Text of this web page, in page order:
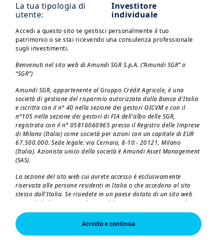
Quali sono i temi
chiave da monitorare
per l'economia e gli
investimenti? Scopri
di più!
Gli investitori dovrebbero monitorare
questi 4 temi principali:
L'aumento dei prezzi dell'energia
indebolisce la crescita
Le banche centrali al centro
dell'attenzione
La spinta verso l'autonomia
strategica in Europa
La tua tipologia di
utente:
Investitore
individuale
Accedi a questo sito se gestisci personalmente il tuo
patrimonio o se stai ricevendo una consulenza professionale
sugli investimenti.
Benvenuti nel sito web di Amundi SGR S.p.A. (“Amundi SGR” o
“SGR”)
Amundi SGR, appartenente al Gruppo Crédit Agricole, è una
società di gestione del risparmio autorizzata dalla Banca d'Italia
e iscritta con il n° 40 nella sezione dei gestori OICVM e con il
n°105 nella sezione dei gestori di FIA dell'albo delle SGR,
registrata con il n° 05816060965 presso il Registro delle Imprese
di Milano (Italia) come società per azioni con un capitale di EUR
67.500.000. Sede legale: via Cernaia, 8-10 - 20121, Milano
(Italia). Azionista unico della società è Amundi Asset Management
(SAS).
La sezione del sito web cui avrete accesso è esclusivamente
riservata alle persone residenti in Italia o che accedono al sito
stesso dall'Italia. Se risiedete in un paese dotato di un sito web
Amundi dedicato, vi preghiamo di lasciare questa pagina e di
connettervi a tale sito.
L'accesso, la consultazione e l'utilizzo delle pagine del sito
implicano l'accettazione da parte dell'utilizzatore dei contenuti
Accetto e continua